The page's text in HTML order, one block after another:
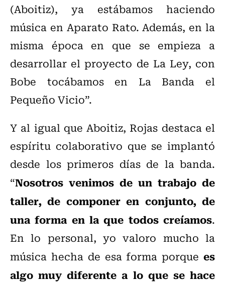
(Aboitiz), ya estábamos haciendo
música en Aparato Rato. Además, en la
misma época en que se empieza a
desarrollar el proyecto de La Ley, con
Bobe tocábamos en La Banda el
Pequeño Vicio”.
Y al igual que Aboitiz, Rojas destaca el
espíritu colaborativo que se implantó
desde los primeros días de la banda.
“Nosotros venimos de un trabajo de
taller, de componer en conjunto, de
una forma en la que todos creíamos.
En lo personal, yo valoro mucho la
música hecha de esa forma porque es
algo muy diferente a lo que se hace